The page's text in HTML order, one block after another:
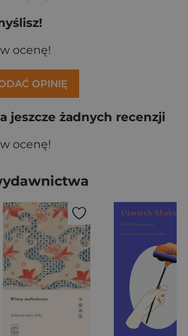
ocenę!
OPINIĘ
jeszcze żadnych recenzji
ocenę!